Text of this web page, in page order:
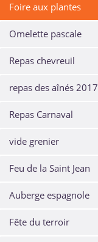
Foire aux plantes
Omelette pascale
Repas chevreuil
repas des aînés 2017
Repas Carnaval
vide grenier
Feu de la Saint Jean
Auberge espagnole
Fête du terroir